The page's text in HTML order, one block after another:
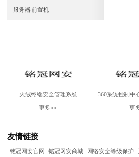
服务器|前置机
火绒终端安全管理系统
V2.0Linux桌面版
更多»»
.
360系统控制中
年
更
友情链接
铭冠网安官网 铭冠网安商城 网络安全等级保护